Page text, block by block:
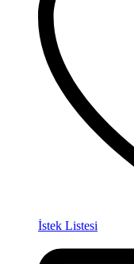
İstek Listesi